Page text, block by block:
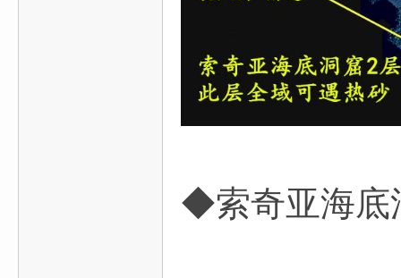
◆索奇亚海底